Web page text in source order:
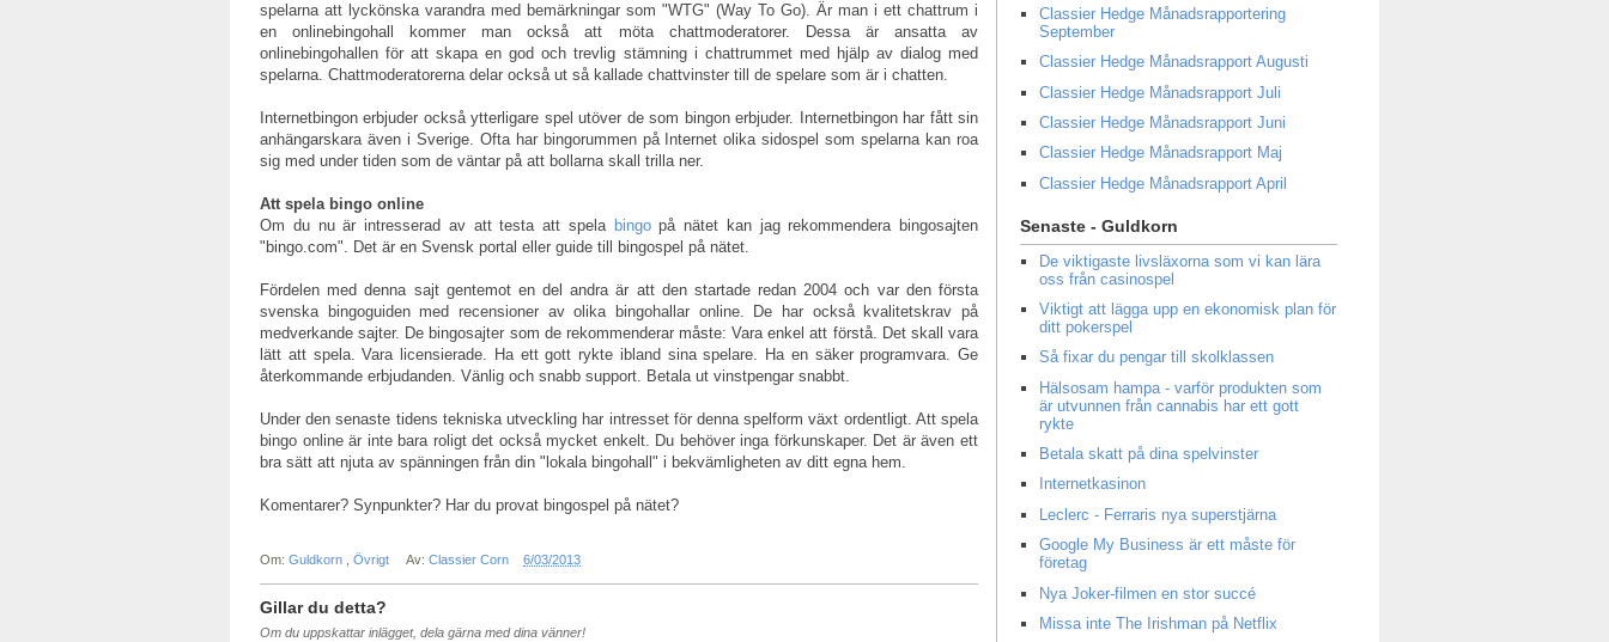
spelarna att lyckönska varandra med bemärkningar som "WTG" (Way To Go). Är man i ett chattrum i
en onlinebingohall kommer man också att möta chattmoderatorer. Dessa är ansatta av
onlinebingohallen för att skapa en god och trevlig stämning i chattrummet med hjälp av dialog med
spelarna. Chattmoderatorerna delar också ut så kallade chattvinster till de spelare som är i chatten.
Internetbingon erbjuder också ytterligare spel utöver de som bingon erbjuder. Internetbingon har fått sin
anhängarskara även i Sverige. Ofta har bingorummen på Internet olika sidospel som spelarna kan roa
sig med under tiden som de väntar på att bollarna skall trilla ner.
Att spela bingo online
Om du nu är intresserad av att testa att spela bingopå nätet kan jag rekommendera bingosajten
"bingo.com". Det är en Svensk portal eller guide till bingospel på nätet.
Fördelen med denna sajt gentemot en del andra är att den startade redan 2004 och var den första
svenska bingoguiden med recensioner av olika bingohallar online. De har också kvalitetskrav på
medverkande sajter. De bingosajter som de rekommenderar måste: Vara enkel att förstå. Det skall vara
lätt att spela. Vara licensierade. Ha ett gott rykte ibland sina spelare. Ha en säker programvara. Ge
återkommande erbjudanden. Vänlig och snabb support. Betala ut vinstpengar snabbt.
Under den senaste tidens tekniska utveckling har intresset för denna spelform växt ordentligt. Att spela
bingo online är inte bara roligt det också mycket enkelt. Du behöver inga förkunskaper. Det är även ett
bra sätt att njuta av spänningen från din "lokala bingohall" i bekvämligheten av ditt egna hem.
Komentarer? Synpunkter? Har du provat bingospel på nätet?
Om: Guldkorn Övrigt Av:Classier Corn 6/03/2013
Gillar du detta?
Om du uppskattar inlägget, dela gärna med dina vänner!
Classier Hedge Månadsrapportering
September
Classier Hedge Månadsrapport Augusti
Classier Hedge Månadsrapport Juli
Classier Hedge Månadsrapport Juni
Classier Hedge Månadsrapport Maj
Classier Hedge Månadsrapport April
Senaste - Guldkorn
De viktigaste livsläxorna som vi kan lära
oss från casinospel
Viktigt att lägga upp en ekonomisk plan för
ditt pokerspel
Så fixar du pengar till skolklassen
Hälsosam hampa - varför produkten som
är utvunnen från cannabis har ett gott
rykte
Betala skatt på dina spelvinster
Internetkasinon
Leclerc - Ferraris nya superstjärna
Google My Business är ett måste för
företag
Nya Joker-filmen en stor succé
Missa inte The Irishman på Netflix